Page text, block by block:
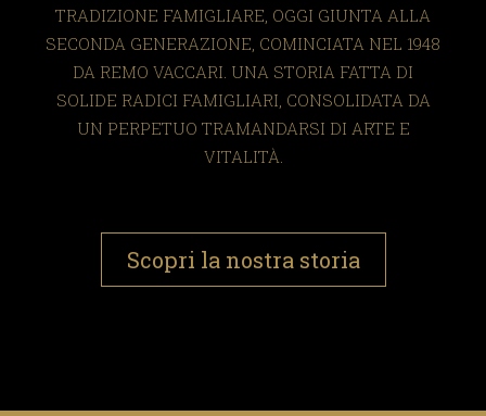
TRADIZIONE FAMIGLIARE, OGGI GIUNTA ALLA
SECONDA GENERAZIONE, COMINCIATA NEL 1948
DA REMO VACCARI. UNA STORIA FATTA DI
SOLIDE RADICI FAMIGLIARI, CONSOLIDATA DA
UN PERPETUO TRAMANDARSI DI ARTE E
VITALITÀ.
Scopri la nostra storia